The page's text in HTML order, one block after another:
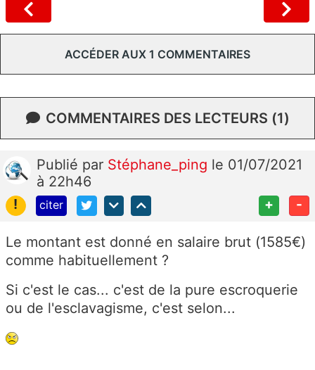
ACCÉDER AUX 1 COMMENTAIRES
COMMENTAIRES DES LECTEURS (1)
Publié par Stéphane_ping le 01/07/2021
à 22h46
!
citer + -
Le montant est donné en salaire brut (1585€)
comme habituellement ?
Si c'est le cas... c'est de la pure escroquerie
ou de l'esclavagisme, c'est selon...